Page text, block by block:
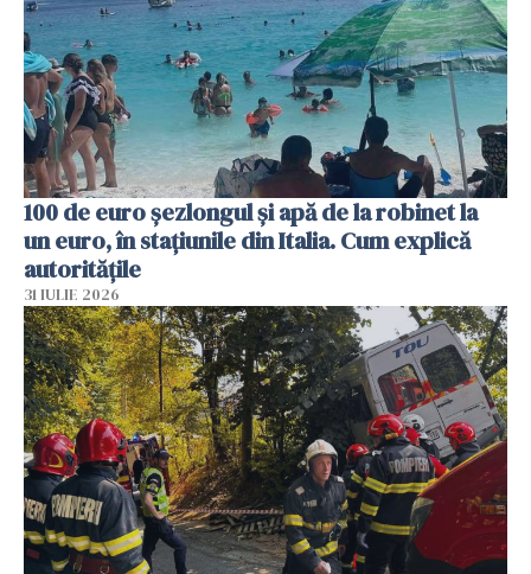
100 de euro șezlongul și apă de la robinet la
un euro, în stațiunile din Italia. Cum explică
autoritățile
31 IULIE 2026